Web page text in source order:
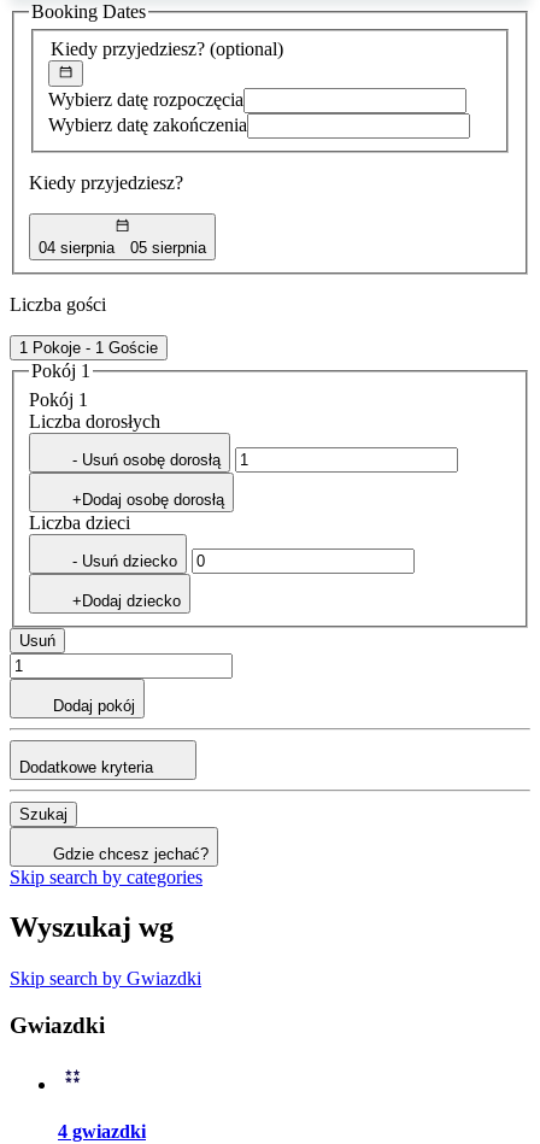
została
znaleziona
Kiedy przyjedziesz? (optional)
Wybierz datę rozpoczęcia
Wybierz datę zakończenia
Kiedy przyjedziesz?
04 sierpnia 05 sierpnia
Booking Dates
Liczba gości
1 Pokoje - 1 Goście
Pokój 1
Pokój 1
Liczba dorosłych
- Usuń osobę dorosłą
+Dodaj osobę dorosłą
Liczba dzieci
- Usuń dziecko
+Dodaj dziecko
Usuń
Dodaj pokój
Dodatkowe kryteria
Szukaj
Gdzie chcesz jechać?
Skip search by categories
Wyszukaj wg
Skip search by Gwiazdki
Gwiazdki
4 gwiazdki